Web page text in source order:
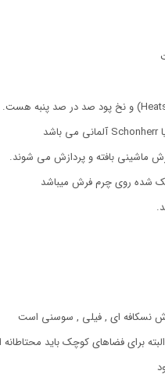
ماشینی بافته و پردازش می شوند.
شده روی چرم فرش میباشد
نسکافه ای , فیلی , سوسنی است
برای فضاهای کوچک باید